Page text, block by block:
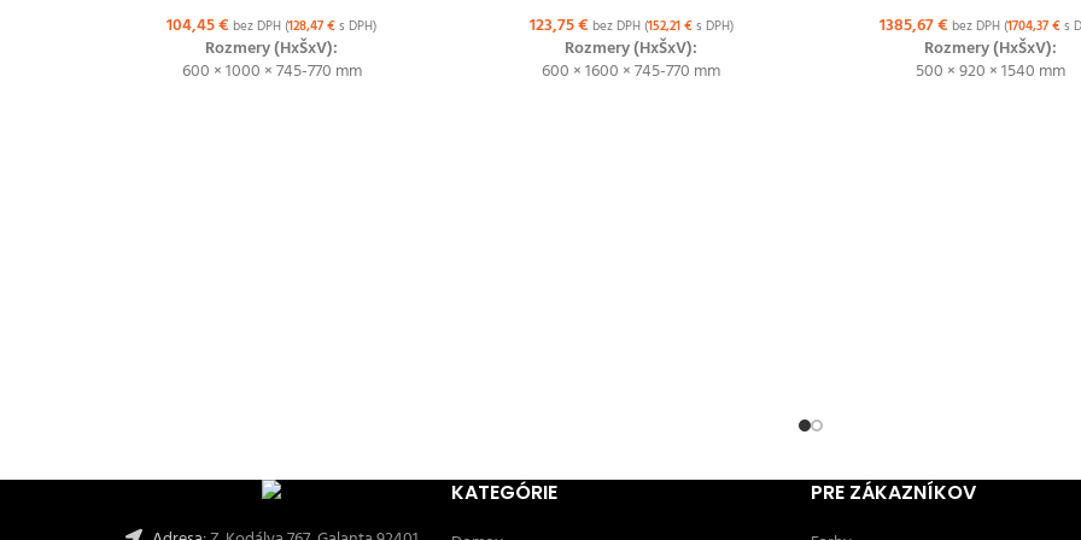
104,45€ bez DPH (128,47€s DPH)
Rozmery (HxŠxV):
600 × 1000 × 745-770 mm
123,75€ bez DPH (152,21€s DPH)
Rozmery (HxŠxV):
600 × 1600 × 745-770 mm
1385,67€ bez DPH (1704,37€s
Rozmery (HxŠxV):
500 × 920 × 1540 mm
KATEGÓRIE
PRE ZÁKAZNÍKOV